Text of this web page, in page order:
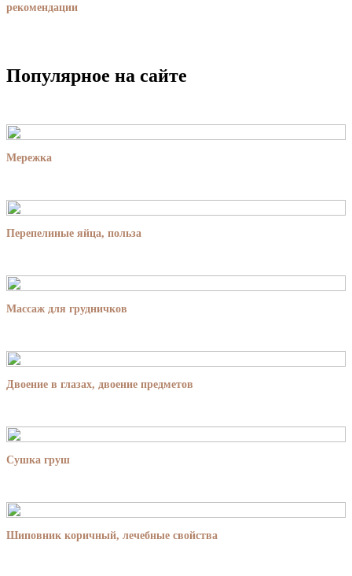
рекомендации
Популярное на сайте
Мережка
Перепелиные яйца, польза
Массаж для грудничков
Двоение в глазах, двоение предметов
Сушка груш
Шиповник коричный, лечебные свойства